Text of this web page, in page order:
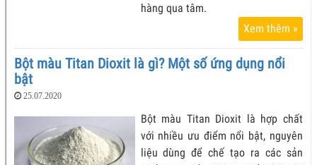
hàng qua tâm.
Xem thêm »
Bột màu Titan Dioxit là gì? Một số ứng dụng nổi
bật
25.07.2020
Bột màu Titan Dioxit là hợp chất
với nhiều ưu điểm nổi bật, nguyên
liệu dùng để chế tạo ra các sản